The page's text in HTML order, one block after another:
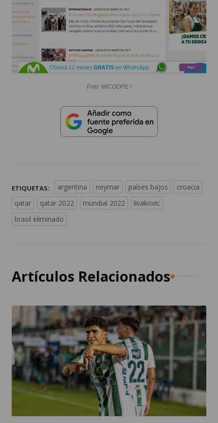
Foto: MICOOPE /
ETIQUETAS: argentina neymar países bajos
croacia
qatar
qatar 2022 mundial 2022
livakovic
brasil eliminado
Artículos Relacionados